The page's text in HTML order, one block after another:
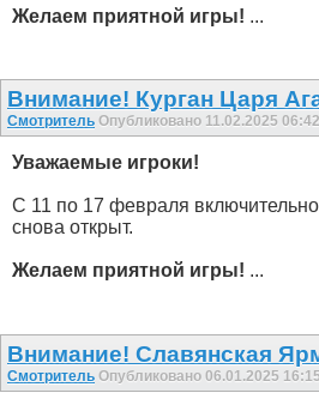
Желаем приятной игры! ...
Внимание! Курган Царя
Смотритель Опубликовано 11.02.2025 06:42
Уважаемые игроки!
С 11 по 17 февраля включительно
снова открыт.
Желаем приятной игры! ...
Внимание! Славянская
Смотритель Опубликовано 06.01.2025 16:15